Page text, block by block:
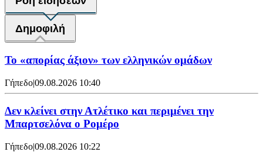
Δημοφιλή
Το «απορίας άξιον» των ελληνικών ομάδων
Γήπεδο|09.08.2026 10:40
Δεν κλείνει στην Ατλέτικο και περιμένει την
Μπαρτσελόνα ο Ρομέρο
Γήπεδο|09.08.2026 10:22